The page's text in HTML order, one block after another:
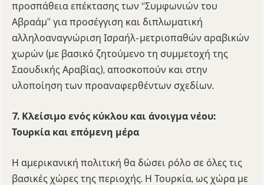
προσπάθεια επέκτασης των “Συμφωνιών του
Αβραάμ” για προσέγγιση και διπλωματική
αλληλοαναγνώριση Ισραήλ- μετριοπαθών αραβικών
χωρών (με βασικό ζητούμενο τη συμμετοχή της
Σαουδικής Αραβίας), αποσκοπούν και στην
υλοποίηση των προαναφερθέντων σχεδίων.
7. Κλείσιμο ενός κύκλου και άνοιγμα νέου:
Τουρκία και επόμενη μέρα
Η αμερικανική πολιτική θα δώσει ρόλο σε όλες τις
βασικές χώρες της περιοχής. Η Τουρκία, ως χώρα με